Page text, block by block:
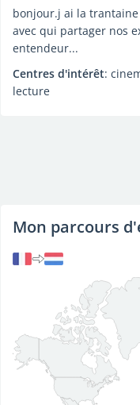
bonjour.j ai la
avec qui partager nos
entendeur...
Centres d'intérêt:
lecture
Mon parcours